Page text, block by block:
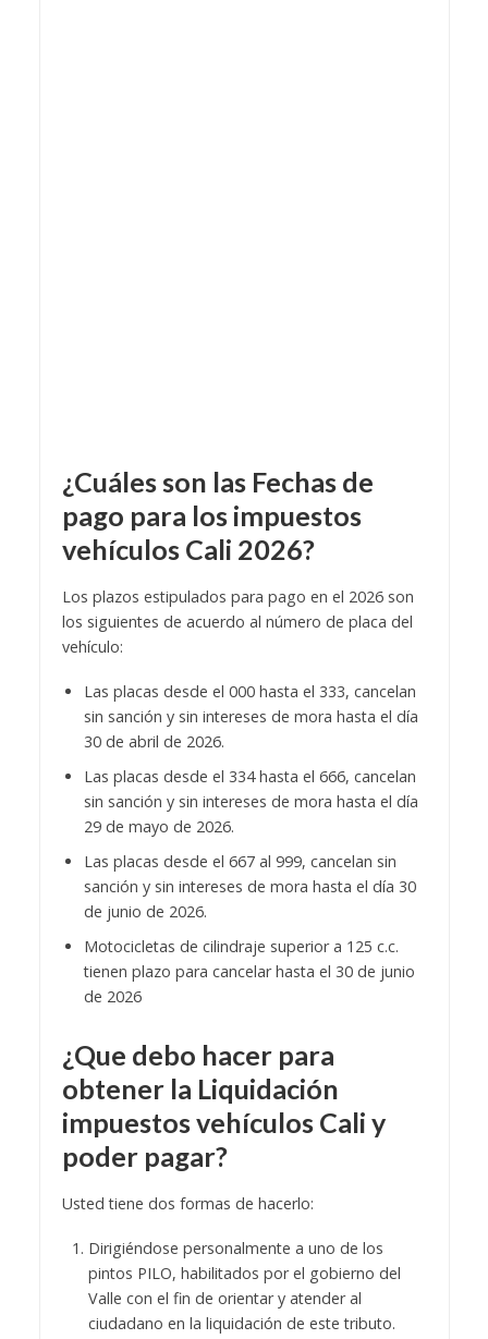
¿Cuáles son las Fechas de
pago para los impuestos
vehículos Cali 2026?
Los plazos estipulados para pago en el 2026 son
los siguientes de acuerdo al número de placa del
vehículo:
Las placas desde el 000 hasta el 333, cancelan
sin sanción y sin intereses de mora hasta el día
30 de abril de 2026.
Las placas desde el 334 hasta el 666, cancelan
sin sanción y sin intereses de mora hasta el día
29 de mayo de 2026.
Las placas desde el 667 al 999, cancelan sin
sanción y sin intereses de mora hasta el día 30
de junio de 2026.
Motocicletas de cilindraje superior a 125 c.c.
tienen plazo para cancelar hasta el 30 de junio
de 2026
¿Que debo hacer para
obtener la Liquidación
impuestos vehículos Cali y
poder pagar?
Usted tiene dos formas de hacerlo:
Dirigiéndose personalmente a uno de los
pintos PILO, habilitados por el gobierno del
Valle con el fin de orientar y atender al
ciudadano en la liquidación de este tributo.